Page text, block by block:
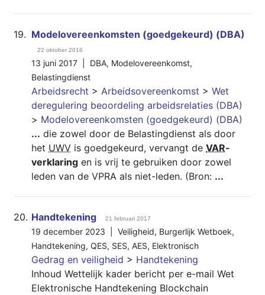
19. Modelovereenkomsten (goedgekeurd) (DBA)
22 oktober 2016
13 juni 2017 | DBA, Modelovereenkomst,
Belastingdienst
Arbeidsrecht > Arbeidsovereenkomst > Wet
deregulering beoordeling arbeidsrelaties (DBA)
> Modelovereenkomsten (goedgekeurd) (DBA)
... die zowel door de Belastingdienst als door
het UWV is goedgekeurd, vervangt de VAR-
verklaring en is vrij te gebruiken door zowel
leden van de VPRA als niet-leden. (Bron: ...
20. Handtekening 21 februari 2017
19 december 2023 | Veiligheid, Burgerlijk Wetboek,
Handtekening, QES, SES, AES, Elektronisch
Gedrag en veiligheid > Handtekening
Inhoud Wettelijk kader bericht per e-mail Wet
Elektronische Handtekening Blockchain